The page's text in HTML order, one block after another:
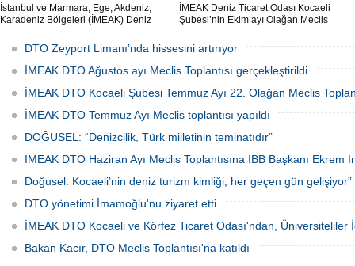
İstanbul ve Marmara, Ege, Akdeniz,
Karadeniz Bölgeleri (İMEAK) Deniz
meclis toplantısı, Meclis Başkanı
Başaran Bayrak başkanlığında
Sapanca'da yapıldı.
İMEAK Deniz Ticaret Odası Kocaeli
Şubesi’nin Ekim ayı Olağan Meclis
İlhami Aktaş, Kocaeli’nin denizci bir kent
olduğuna vurgu yaparak, “Kocaeli,
sanayiye ilaveten; tarımı, turizmi ile
denizcilik kapasitesine sahip bir ilimiz.
Türkiye’nin denizcilik başkenti” dedi.
DTO Zeyport Limanı’nda hissesini artırıyor
İMEAK DTO Ağustos ayı Meclis Toplantısı gerçekleştirildi
İMEAK DTO Kocaeli Şubesi Temmuz Ayı 22. Olağan Meclis
İMEAK DTO Temmuz Ayı Meclis toplantısı yapıldı
DOĞUSEL: “Denizcilik, Türk milletinin teminatıdır”
İMEAK DTO Haziran Ayı Meclis Toplantısına İBB Başkanı Ekrem
Doğusel: Kocaeli’nin deniz turizm kimliği, her geçen gün gelişiyor”
DTO yönetimi İmamoğlu'nu ziyaret etti
İMEAK DTO Kocaeli ve Körfez Ticaret Odası'ndan, Üniversiteliler
Bakan Kacır, DTO Meclis Toplantısı'na katıldı